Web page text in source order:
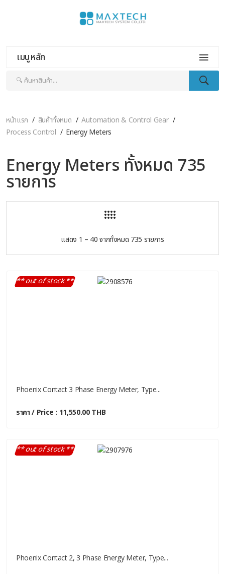
เมนูหลัก
หน้าแรก สินค้าทั้งหมด
Automation & Control Gear
Process Control
Energy Meters
Energy Meters ทั้งหมด 735
รายการ
แสดง 1 – 40 จากทั้งหมด 735 รายการ
** out of stock **
Phoenix Contact 3 Phase Energy Meter, Type...
ราคา / Price : 11,550.00 THB
** out of stock **
Phoenix Contact 2, 3 Phase Energy Meter, Type...